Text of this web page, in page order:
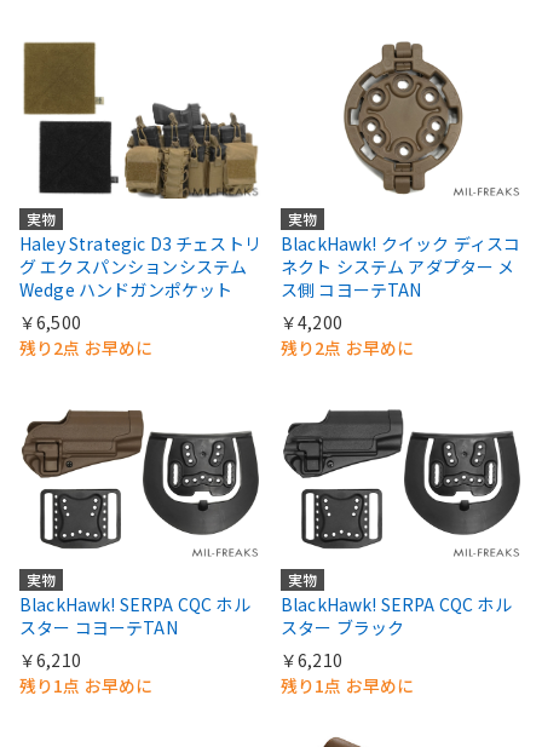
実物
Haley Strategic D3 チェストリ
グ エクスパンションシステム
Wedge ハンドガンポケット
￥6,500
残り2点 お早めに
実物
BlackHawk! クイック ディスコ
ネクト システム アダプター メ
ス側 コヨーテTAN
￥4,200
残り2点 お早めに
実物
BlackHawk! SERPA CQC ホル
スター コヨーテTAN
￥6,210
残り1点 お早めに
実物
BlackHawk! SERPA CQC ホル
スター ブラック
￥6,210
残り1点 お早めに